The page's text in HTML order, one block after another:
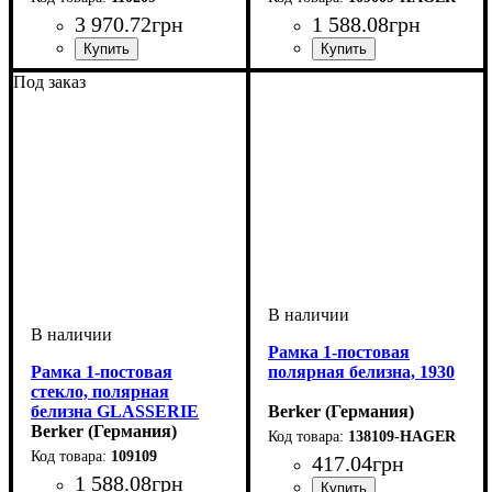
3 970.72грн
Тип электрофурнитуры:
Рамки
Декор корпуса: Стекло
Количество мест рамок: 2
поста
Серия: 1930/GLASSERIE
Цвет: Полярная белизна
1 588.08грн
Тип электрофурнитуры:
Серия: 1930/GLASSERIE
Цвет: Прозрачный
Под заказ
Рамка 1-постовая
стекло, полярная
белизна GLASSERIE
Berker (Германия)
109109
1 588.08грн
Рамка 1-постовая
полярная белизна, 1930
Berker (Германия)
138109-HAGER
417.04грн